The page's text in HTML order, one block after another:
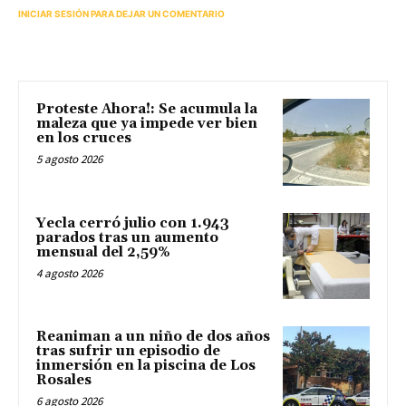
INICIAR SESIÓN PARA DEJAR UN COMENTARIO
Proteste Ahora!: Se acumula la
maleza que ya impede ver bien
en los cruces
5 agosto 2026
Yecla cerró julio con 1.943
parados tras un aumento
mensual del 2,59%
4 agosto 2026
Reaniman a un niño de dos años
tras sufrir un episodio de
inmersión en la piscina de Los
Rosales
6 agosto 2026